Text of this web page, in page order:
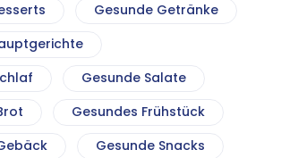
Gesunde Getränke
Gesunde Salate
Gesundes Frühstück
Gesunde Snacks